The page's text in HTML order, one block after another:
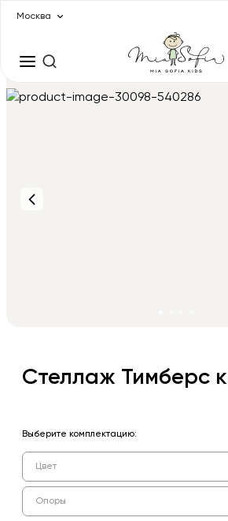
Москва
Стеллаж Тимберс
Выберите комплектацию:
Цвет
Опоры